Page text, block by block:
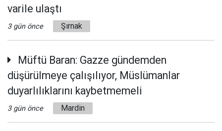
varile ulaştı
3 gün önce Şırnak
Müftü Baran: Gazze gündemden
düşürülmeye çalışılıyor, Müslümanlar
duyarlılıklarını kaybetmemeli
3 gün önce Mardin